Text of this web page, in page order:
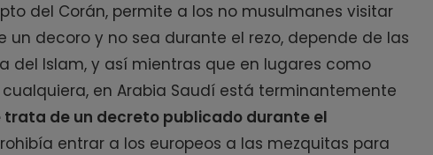
del Corán, permite a los no musulmanes visitar
un decoro y no sea durante el rezo, depende de las
del Islam, y así mientras que en lugares como
en Arabia Saudí está terminantemente
trata de un decreto publicado durante el
entrar a los europeos a las mezquitas para